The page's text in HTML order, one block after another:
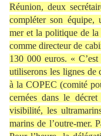
Réunion, deux
compléter son équipe,
mer et la politique de
comme directeur de
130 000 euros. «
utiliserons les lignes
à la COPEC (comité
cernées dans le
visibilité, les
marins de l’outre-mer.